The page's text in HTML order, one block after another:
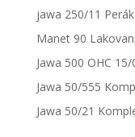
jawa 250/11
Manet 90
Jawa 500 OHC 15/
Jawa 50/555
Jawa 50/21